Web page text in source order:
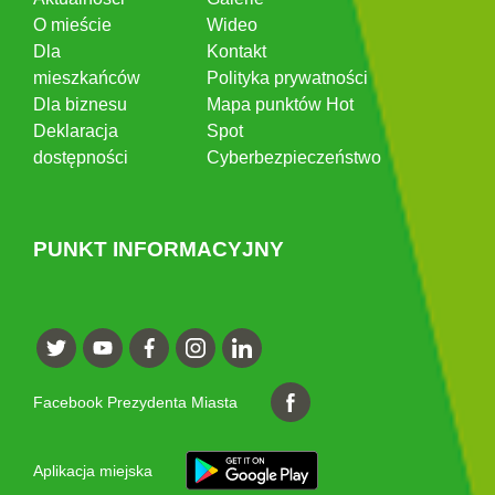
O mieście
Dla
mieszkańców
Dla biznesu
Deklaracja
dostępności
Wideo
Kontakt
Polityka prywatności
Mapa punktów Hot
Spot
Cyberbezpieczeństwo
PUNKT INFORMACYJNY
Facebook Prezydenta Miasta
Aplikacja miejska